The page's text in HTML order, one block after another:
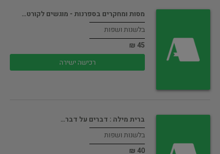
מסות ומחקרים בספרנות - מוגשים לקורט…
בלשנות ושפות
45 ₪
רכישה ישירה
ברית מילה : דברים על דבר…
בלשנות ושפות
40 ₪